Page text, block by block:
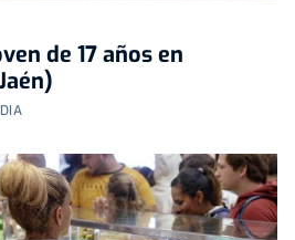
de 17 años en